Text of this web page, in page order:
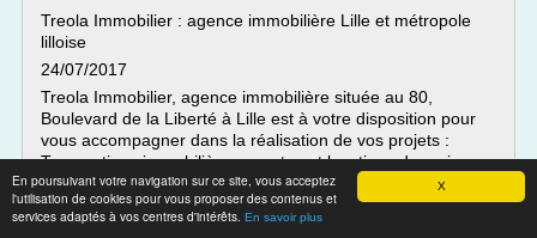
X
En poursuivant votre navigation sur ce site, vous acceptez
l'utilisation de cookies pour vous proposer des contenus et
services adaptés à vos centres d'intérêts. En savoir plus
Treola Immobilier : agence immobilière Lille et métropole
lilloise
24/07/2017
Treola Immobilier, agence immobilière située au 80,
Boulevard de la Liberté à Lille est à votre disposition pour
vous accompagner dans la réalisation de vos projets :
Transactions immobilières : ventes et locations de maisons,
appartements, immeubles, commerces, ... Gestion
immobilière Programme neuf ...